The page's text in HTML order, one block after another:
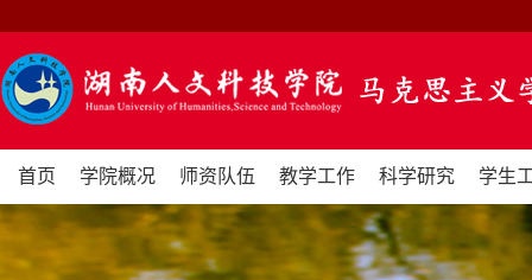
首页 学院概况 师资队伍 教学工作 科学研究 学生